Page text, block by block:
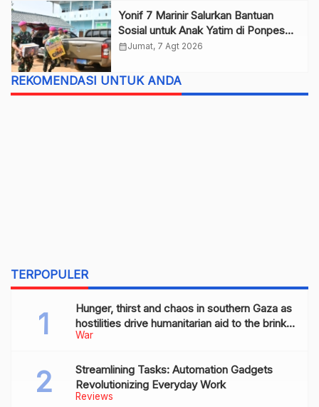
Yonif 7 Marinir Salurkan Bantuan
Sosial untuk Anak Yatim di Ponpes
Nurul Huda
calendar_monthJumat, 7 Agt 2026
REKOMENDASI UNTUK ANDA
TERPOPULER
War
Hunger, thirst and chaos in southern Gaza as
hostilities drive humanitarian aid to the brink
of collapse
Reviews
Streamlining Tasks: Automation Gadgets
Revolutionizing Everyday Work